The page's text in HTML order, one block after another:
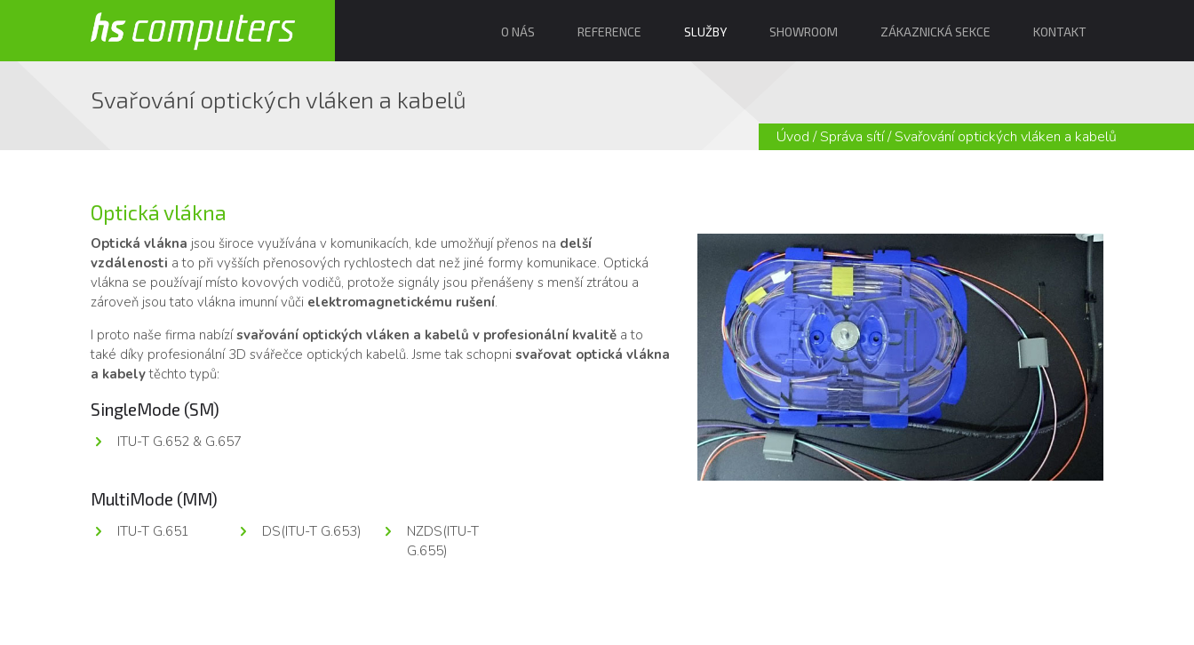
O NÁS REFERENCE SLUŽBY SHOWROOM ZÁKAZNICKÁ SEKCE KONTAKT
Svařování optických vláken a kabelů
Úvod/Správa sítí/Svařování optických vláken a kabelů
Optická vlákna
Optická vlákna jsou široce využívána v komunikacích, kde umožňují přenos na delší
vzdálenosti a to při vyšších přenosových rychlostech dat než jiné formy komunikace. Optická
vlákna se používají místo kovových vodičů, protože signály jsou přenášeny s menší ztrátou a
zároveň jsou tato vlákna imunní vůči elektromagnetickému rušení.
I proto naše firma nabízísvařování optických vláken a kabelů v profesionální kvalitě a to
také díky profesionální 3D svářečce optických kabelů. Jsme tak schopni svařovat optická vlákna
a kabelytěchto typů:
SingleMode (SM)
ITU-T G.652 & G.657
MultiMode (MM)
ITU-T G.651 DS(ITU-T G.653)
NZDS(ITU-T
G.655)